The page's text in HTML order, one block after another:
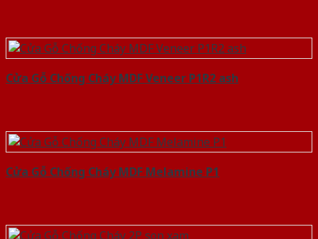
Cửa Gỗ Chống Cháy MDF Veneer P1R2 ash
Cửa Gỗ Chống Cháy MDF Melamine P1